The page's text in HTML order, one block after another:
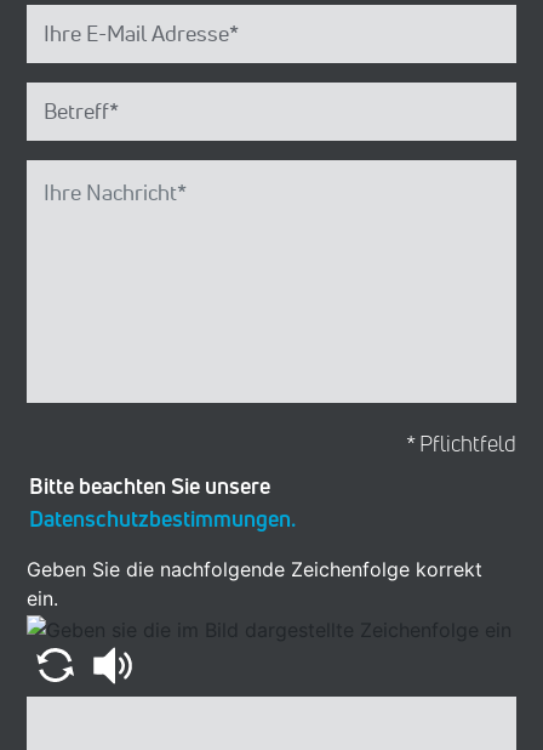
Bitte beachten Sie unsere
Datenschutzbestimmungen.
* Pflichtfeld
Geben Sie die nachfolgende Zeichenfolge korrekt
ein.